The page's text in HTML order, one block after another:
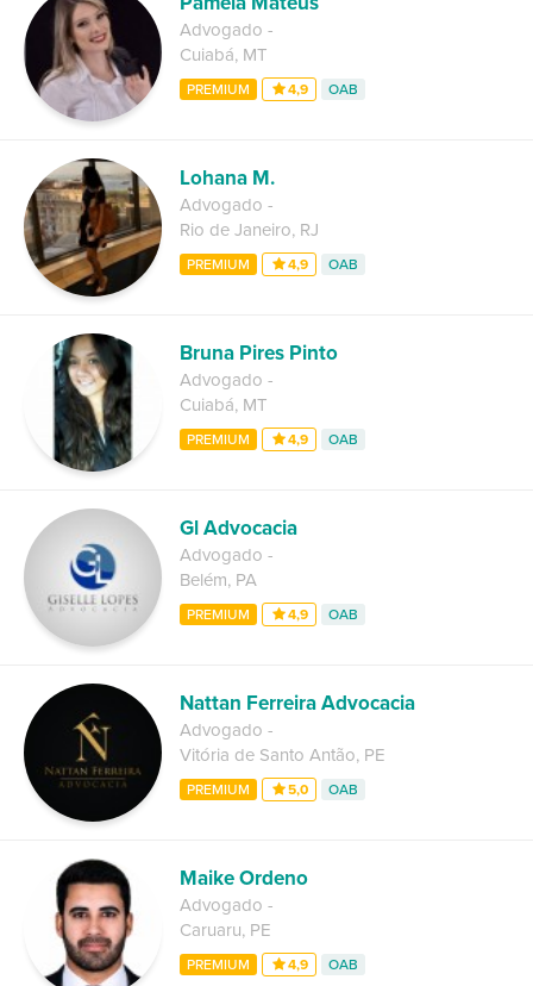
Advogado -
Cuiabá, MT
PREMIUM 4,9 OAB
Lohana M.
Advogado -
Rio de Janeiro, RJ
PREMIUM 4,9 OAB
Bruna Pires Pinto
Advogado -
Cuiabá, MT
PREMIUM 4,9 OAB
Gl Advocacia
Advogado -
Belém, PA
PREMIUM 4,9 OAB
Nattan Ferreira Advocacia
Advogado -
Vitória de Santo Antão, PE
PREMIUM 5,0 OAB
Maike Ordeno
Advogado -
Caruaru, PE
PREMIUM 4,9 OAB